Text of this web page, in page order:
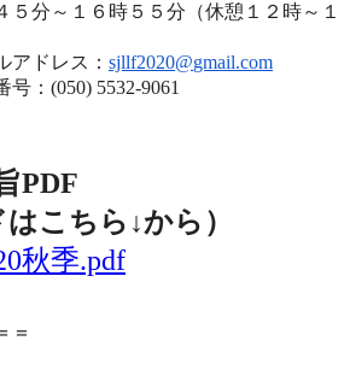
５分～１６時５５分（休憩１２時～ １
アドレス： sjllf2020@gmail.com
号：(050) 5532-9061
PDF
こちら↓から ）
秋季.pdf
＝